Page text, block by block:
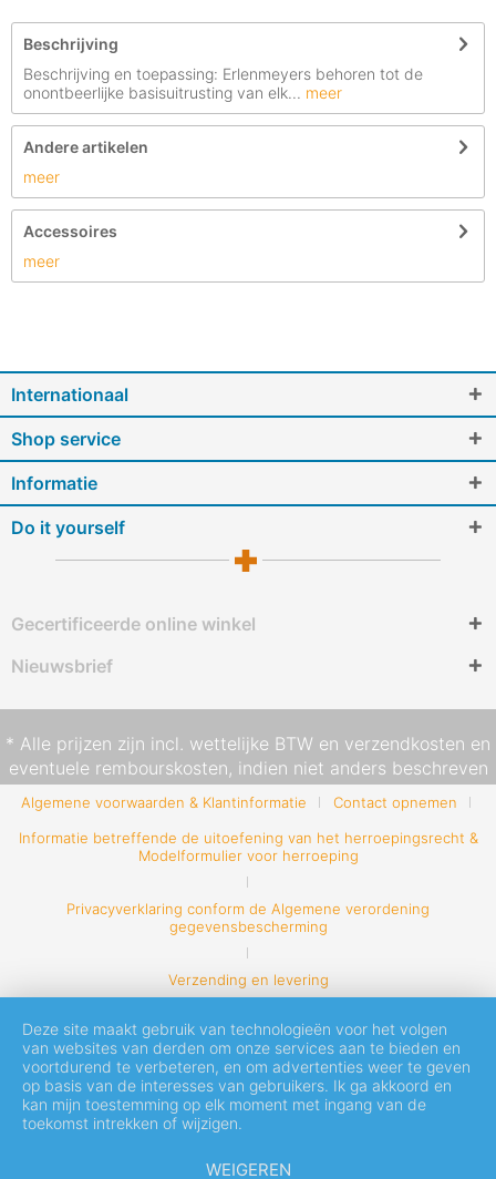
Beschrijving
Beschrijving en toepassing: Erlenmeyers behoren tot de
onontbeerlijke basisuitrusting van elk... meer
Andere artikelen
meer
Accessoires
meer
Internationaal
Shop service
Informatie
Do it yourself
Gecertificeerde online winkel
Nieuwsbrief
* Alle prijzen zijn incl. wettelijke BTW en verzendkosten en
eventuele rembourskosten, indien niet anders beschreven
Algemene voorwaarden & Klantinformatie
Contact opnemen
Informatie betreffende de uitoefening van het herroepingsrecht &
Modelformulier voor herroeping
Privacyverklaring conform de Algemene verordening
gegevensbescherming
Verzending en levering
Deze site maakt gebruik van technologieën voor het volgen
van websites van derden om onze services aan te bieden en
voortdurend te verbeteren, en om advertenties weer te geven
op basis van de interesses van gebruikers. Ik ga akkoord en
kan mijn toestemming op elk moment met ingang van de
toekomst intrekken of wijzigen.
WEIGEREN